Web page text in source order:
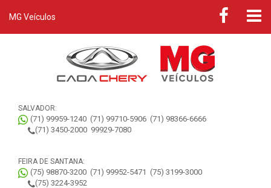
MG Veículos
SALVADOR:
(71) 99959-1240 (71) 99710-5906 (71) 98366-6666
(71) 3450-2000 99929-7080
FEIRA DE SANTANA:
(75) 98870-3200 (71) 99952-5471 (75) 3199-3000
(75) 3224-3952